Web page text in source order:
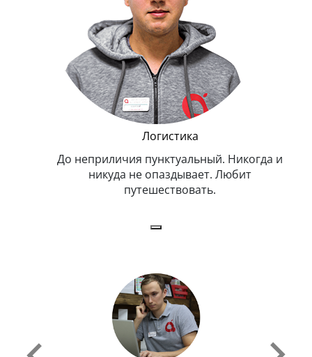
Логистика
До неприличия пунктуальный. Никогда и
никуда не опаздывает. Любит
путешествовать.